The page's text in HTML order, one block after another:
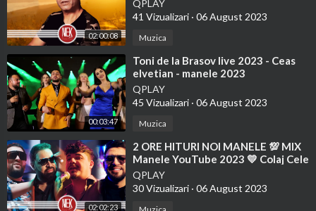
02:00:08
QPLAY
41 Vizualizari · 06 August 2023
Muzica
00:03:47
⁣Toni de la Brasov live 2023 - Ceas
elvetian - manele 2023
QPLAY
45 Vizualizari · 06 August 2023
Muzica
02:02:23
⁣2 ORE HITURI NOI MANELE 💯 MIX
Manele YouTube 2023 💛 Colaj Cele
Mai Ascultate Melodii
QPLAY
30 Vizualizari · 06 August 2023